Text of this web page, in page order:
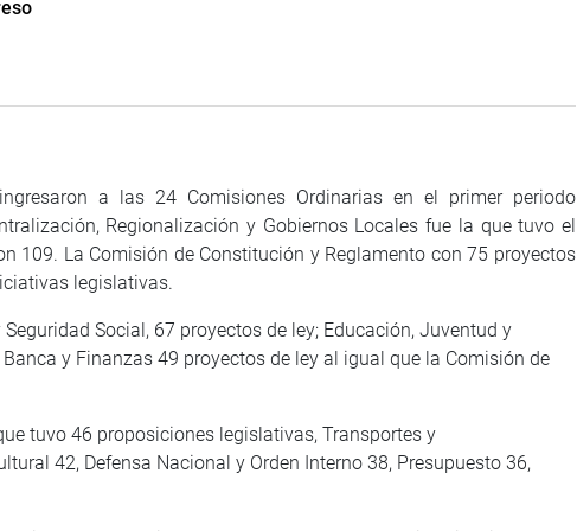
a las 24 Comisiones Ordinarias en el primer periodo
Regionalización y Gobiernos Locales fue la que tuvo el
109. La Comisión de Constitución y Reglamento con 75 proyectos
legislativas.
Social, 67 proyectos de ley; Educación, Juventud y
y Finanzas 49 proyectos de ley al igual que la Comisión de
46 proposiciones legislativas, Transportes y
42, Defensa Nacional y Orden Interno 38, Presupuesto 36,